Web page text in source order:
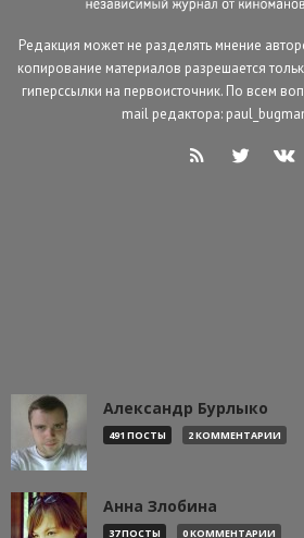
Редакция может не разделять мнение
копирование материалов разрешается
гиперссылки на первоисточник. По всем
mail редактора:
Александр Бурлыко
491 ПОСТЫ 2 КОММЕНТАРИИ
Анна Злобина
37 ПОСТЫ 0 КОММЕНТАРИИ